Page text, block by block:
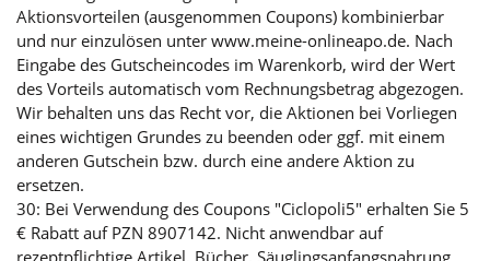
Aktionsvorteilen (ausgenommen Coupons) kombinierbar
und nur einzulösen unter www.meine-onlineapo.de. Nach
Eingabe des Gutscheincodes im Warenkorb, wird der Wert
des Vorteils automatisch vom Rechnungsbetrag abgezogen.
Wir behalten uns das Recht vor, die Aktionen bei Vorliegen
eines wichtigen Grundes zu beenden oder ggf. mit einem
anderen Gutschein bzw. durch eine andere Aktion zu
ersetzen.
30: Bei Verwendung des Coupons "Ciclopoli5" erhalten Sie 5
€ Rabatt auf PZN 8907142. Nicht anwendbar auf